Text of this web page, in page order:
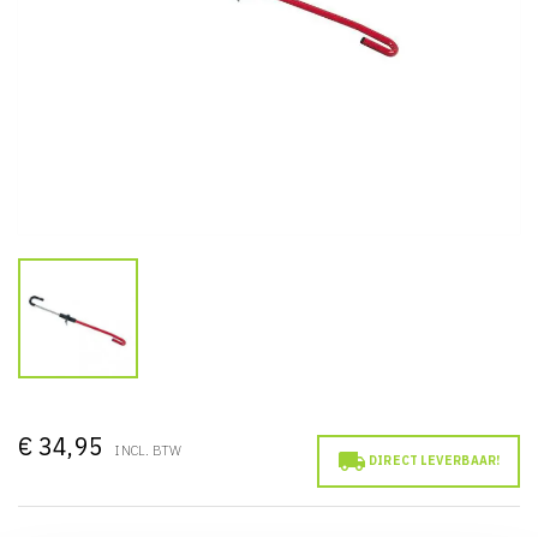
€ 34,95 INCL. BTW  DIRECT LEVERBAAR!